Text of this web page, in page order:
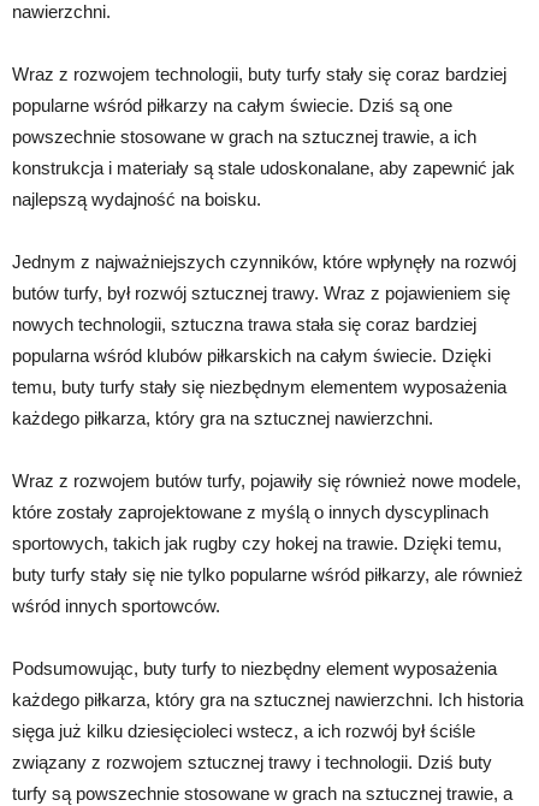
nawierzchni.
Wraz z rozwojem technologii, buty turfy stały się coraz bardziej
popularne wśród piłkarzy na całym świecie. Dziś są one
powszechnie stosowane w grach na sztucznej trawie, a ich
konstrukcja i materiały są stale udoskonalane, aby zapewnić jak
najlepszą wydajność na boisku.
Jednym z najważniejszych czynników, które wpłynęły na rozwój
butów turfy, był rozwój sztucznej trawy. Wraz z pojawieniem się
nowych technologii, sztuczna trawa stała się coraz bardziej
popularna wśród klubów piłkarskich na całym świecie. Dzięki
temu, buty turfy stały się niezbędnym elementem wyposażenia
każdego piłkarza, który gra na sztucznej nawierzchni.
Wraz z rozwojem butów turfy, pojawiły się również nowe modele,
które zostały zaprojektowane z myślą o innych dyscyplinach
sportowych, takich jak rugby czy hokej na trawie. Dzięki temu,
buty turfy stały się nie tylko popularne wśród piłkarzy, ale również
wśród innych sportowców.
Podsumowując, buty turfy to niezbędny element wyposażenia
każdego piłkarza, który gra na sztucznej nawierzchni. Ich historia
sięga już kilku dziesięcioleci wstecz, a ich rozwój był ściśle
związany z rozwojem sztucznej trawy i technologii. Dziś buty
turfy są powszechnie stosowane w grach na sztucznej trawie, a